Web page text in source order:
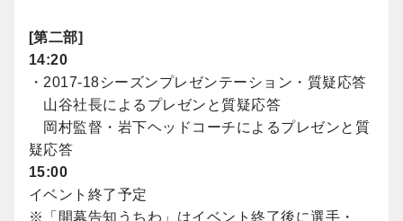
[第二部]
14:20
・2017-18シーズンプレゼンテーション・質疑応答
山谷社長によるプレゼンと質疑応答
岡村監督・岩下ヘッドコーチによるプレゼンと質
疑応答
15:00
イベント終了予定
※「開幕告知うちわ」はイベント終了後に選手・